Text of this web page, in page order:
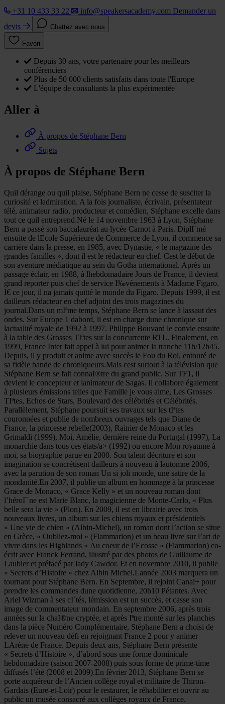
+31 10 433 33 22 info@speakersacademy.com Demander un
devis
Chattez avec nous
Favori
Depuis 30 ans, votre partenaire pour les meilleurs
conférenciers
Plus de 50 000 clients satisfaits dans toute l'Europe
L'équipe de consultants la plus expérimentée
Aller à
À propos de Stéphane Bern
Sujets
À propos de Stéphane Bern
Quil dérange ou quil plaise, Stéphane Bern ne cesse de susciter la
curiosité et ladmiration. A la fois journaliste, écrivain, présentateur
télé, animateur radio, producteur et comédien, Stéphane excelle dans
tout ce quil entreprend.Né le 14 novembre 1963 à Lyon, Stéphane
Bern a passé son baccalauréat au lycée Carnot à Paris. DiplI´mé
ensuite de lEcole Supérieure de Commerce de Lyon, il commence sa
carrière dans la presse, en 1985, avec Dynastie, « le magazine des
grandes familles », dont il est le rédacteur en chef. Cest le début de
son aventure médiatique au sein du Gotha international. Après un
passage éclair, en 1988, à lhebdomadaire Jours de France, il devient
grand reporter puis chef de service I‰vènements à Madame Figaro.
I€ ce jour, il na jamais quitté le monde du Figaro. Depuis 1999, il est
dailleurs rédacteur en chef adjoint des trois magazines du
journal.Dans un mIªme temps, Stéphane Bern se lance à lassaut des
ondes. Sur Europe 1 dabord, il est en charge dune chronique sur
lactualité royale de 1992 à 1997. Philippe Bouvard le convie ensuite
à la table des Grosses TIªtes sur la concurrente RTL. Finalement, en
1999, France Inter fait appel à lui pour animer la tranche 11h/12h45.
Depuis, il y produit et anime avec succès le Fou du Roi, entouré de
sa fidèle bande de chroniqueurs.Mais cest surtout à la télévision que
Stéphane Bern se fait connaI®tre du grand public. Sur TF1, il
devient le concepteur et lanimateur de Sagas. Il collabore également
à plusieurs émissions telles que Famille je vous aime, Les Grosses
TIªtes, Echos de Stars, Boulevard des célébrités et Célébrités.
Parallèlement, Stéphane poursuit ses travaux sur les tIªtes
couronnées et publie de nombreux ouvrages tels que Diane de
France, la princesse rebelle(2003), Rainier de Monaco et les
Grimaldi (1999), Moi, Amélie, dernière reine du Portugal (1997), La
monarchie dans tous ces états/a> (1992) ou encore Mon royaume à
moi, sa biographie parue en 2000. Son talent décriture et son
imagination se concrétisent dailleurs à nouveau à lautomne 2006,
avec la parution de son roman Un si joli monde, une satire de la
mondanité.En 2007, il publie un album en hommage à la princesse
Grace de Monaco, « Grace Kelly » et un nouveau roman dont
l’héroI¯ne est Marie Blanc, la magicienne de Monte-Carlo, « Plus
belle sera la vie » (Plon). En 2009, il est en librairie avec trois
nouveaux livres, un album sur les chiens royaux et présidentiels
« Une vie de chien » (Albin-Michel), un roman dont l’action se situe
en Grèce, « Oubliez-moi » (Flammarion) et un beau livre sur l’art de
vivre dans les Highlands « Au coeur de l’Ecosse » (Flammarion) co-
écrit avec Franck Ferrand, illustré par des photos de Guillaume de
Laubier et préfacé par lady Cawdor. Et en novembre 2010, il publie
« Secrets d’Histoire » chez Albin Michel.Lannée 2003 marquera un
tournant pour Stéphane Bern. En Septembre, il rejoint Canal+ pour
prendre les commandes dune quotidienne, 20h10 Pétantes. Avec
Ariel Wizman à ses cI´tés, lémission est un succès, et casse son
image de commentateur mondain. En septembre 2006, après trois
années sur la chaI®ne cryptée, et après Iªtre monté sur les planches
dans la pièce Numéro Complémentaire, Stéphane Bern a choisi de
relever un nouveau défi en rejoignant France 2 pour y animer
LArène de France. Depuis deux ans, Stéphane Bern présente
« Secrets d’Histoire », d’abord sous une forme dominicale
hebdomadaire (saison 2007-2008) puis sous forme de prime-time
diffusés l’été (2008 et 2009).En février 2013, Stéphane Bern se
porte acquéreur de l’Ancien collège royal et militaire de Thiron-
Gardais (Eure-et-Loir) pour le restaurer, le réhabiliter et ouvrir au
public un musée consacré aux collèges royaux de France.